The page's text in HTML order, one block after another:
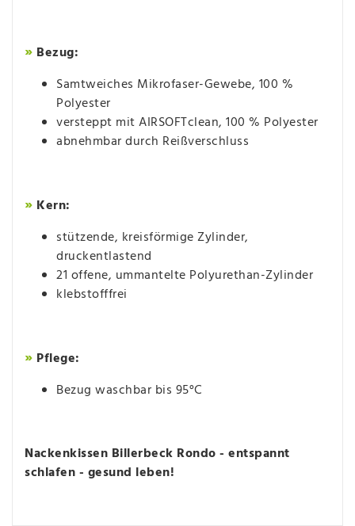
» Bezug:
Samtweiches Mikrofaser-Gewebe, 100 %
Polyester
versteppt mit AIRSOFTclean, 100 % Polyester
abnehmbar durch Reißverschluss
» Kern:
stützende, kreisförmige Zylinder,
druckentlastend
21 offene, ummantelte Polyurethan-Zylinder
klebstofffrei
» Pflege:
Bezug waschbar bis 95°C
Nackenkissen Billerbeck Rondo - entspannt
schlafen - gesund leben!